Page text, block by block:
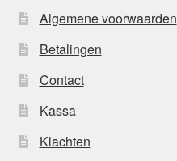
Algemene voorwaarden
Betalingen
Contact
Kassa
Klachten